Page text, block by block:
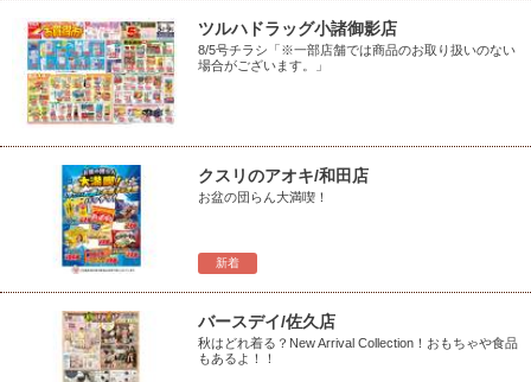
ツルハドラッグ小諸御影店
8/5号チラシ「※一部店舗では商品のお取り扱いのない
場合がございます。」
新着
クスリのアオキ/和田店
お盆の団らん大満喫！
バースデイ/佐久店
秋はどれ着る？New Arrival Collection！おもちゃや食品
もあるよ！！